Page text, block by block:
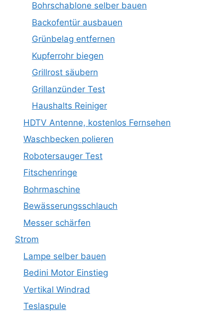
Bohrschablone selber bauen
Backofentür ausbauen
Grünbelag entfernen
Kupferrohr biegen
Grillrost säubern
Grillanzünder Test
Haushalts Reiniger
HDTV Antenne, kostenlos Fernsehen
Waschbecken polieren
Robotersauger Test
Fitschenringe
Bohrmaschine
Bewässerungsschlauch
Messer schärfen
Strom
Lampe selber bauen
Bedini Motor Einstieg
Vertikal Windrad
Teslaspule